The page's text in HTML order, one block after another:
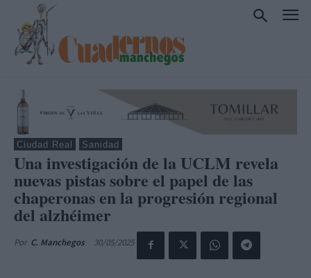
Ciudad Real Sanidad
Una investigación de la UCLM revela
nuevas pistas sobre el papel de las
chaperonas en la progresión regional
del alzhéimer
Por C. Manchegos 30/05/2025